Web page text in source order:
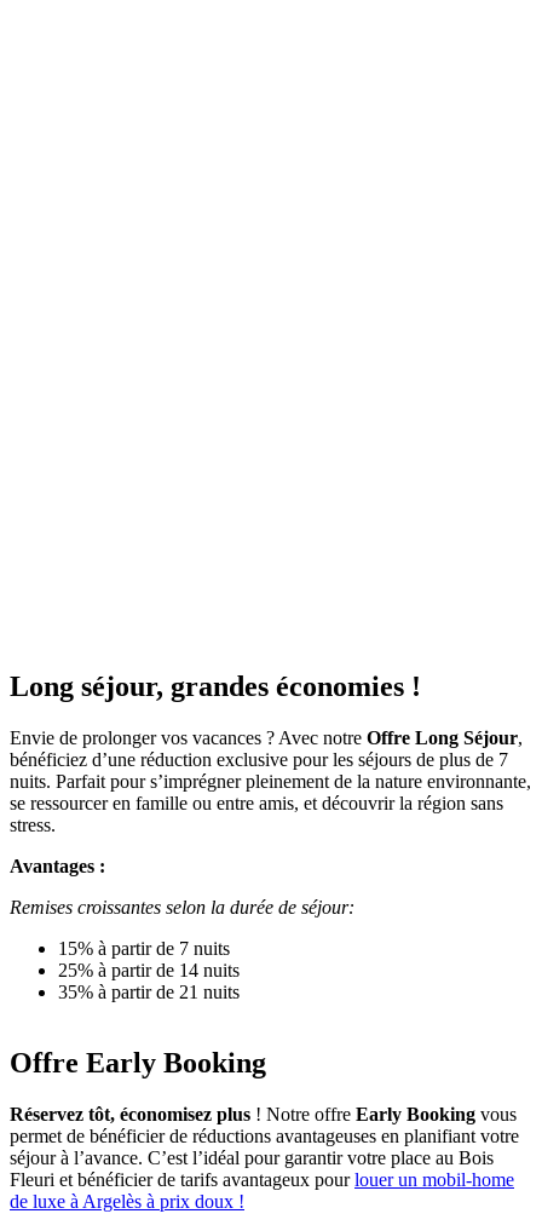
Long séjour, grandes économies !
Envie de prolonger vos vacances ? Avec notre Offre Long Séjour,
bénéficiez d’une réduction exclusive pour les séjours de plus de 7
nuits. Parfait pour s’imprégner pleinement de la nature environnante,
se ressourcer en famille ou entre amis, et découvrir la région sans
stress.
Avantages :
Remises croissantes selon la durée de séjour:
15% à partir de 7 nuits
25% à partir de 14 nuits
35% à partir de 21 nuits
Offre Early Booking
Réservez tôt, économisez plus ! Notre offre Early Booking vous
permet de bénéficier de réductions avantageuses en planifiant votre
séjour à l’avance. C’est l’idéal pour garantir votre place au Bois
Fleuri et bénéficier de tarifs avantageux pourlouer un mobil-home
de luxe à Argelès à prix doux !